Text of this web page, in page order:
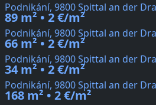
Podnikání, 9800 Spittal an der
89 m² • 2 €/m²
Podnikání, 9800 Spittal an der
66 m² • 2 €/m²
Podnikání, 9800 Spittal an der
34 m² • 2 €/m²
Podnikání, 9800 Spittal an der
168 m² • 2 €/m²